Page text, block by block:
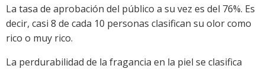
La tasa de aprobación del público a su vez es del 76%. Es
decir, casi 8 de cada 10 personas clasifican su olor como
rico o muy rico.
La perdurabilidad de la fragancia en la piel se clasifica